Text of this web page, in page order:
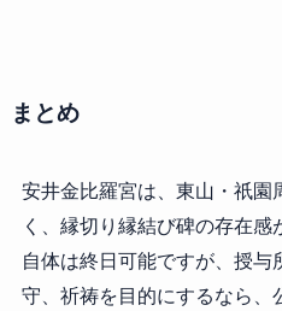
まとめ
安井金比羅宮は、東山・祇園
く、縁切り縁結び碑の存在
自体は終日可能ですが、授
守、祈祷を目的にするなら